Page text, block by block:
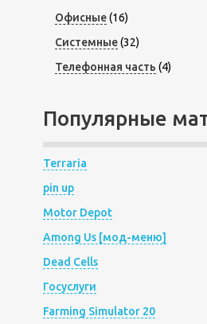
Офисные(16)
Системные(32)
Телефонная часть (4)
Популярные
Terraria
pin up
Motor Depot
Among Us [мод-меню]
Dead Cells
Госуслуги
Farming Simulator 20